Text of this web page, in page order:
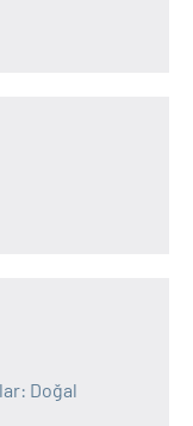
Doğal